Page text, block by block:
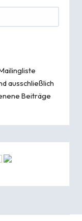
ausschließlich
Beiträge